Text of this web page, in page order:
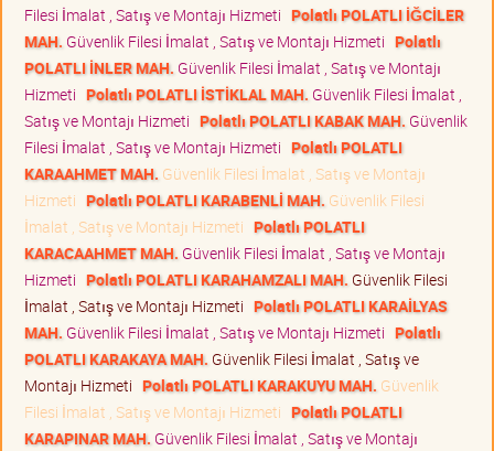
Filesi İmalat , Satış ve Montajı Hizmeti Polatlı POLATLI İĞCİLER
MAH. Güvenlik Filesi İmalat , Satış ve Montajı Hizmeti Polatlı
POLATLI İNLER MAH. Güvenlik Filesi İmalat , Satış ve Montajı
Hizmeti Polatlı POLATLI İSTİKLAL MAH. Güvenlik Filesi İmalat ,
Satış ve Montajı Hizmeti Polatlı POLATLI KABAK MAH. Güvenlik
Filesi İmalat , Satış ve Montajı Hizmeti Polatlı POLATLI
KARAAHMET MAH. Güvenlik Filesi İmalat , Satış ve Montajı
Hizmeti Polatlı POLATLI KARABENLİ MAH. Güvenlik Filesi
İmalat , Satış ve Montajı Hizmeti Polatlı POLATLI
KARACAAHMET MAH. Güvenlik Filesi İmalat , Satış ve Montajı
Hizmeti Polatlı POLATLI KARAHAMZALI MAH. Güvenlik Filesi
İmalat , Satış ve Montajı Hizmeti Polatlı POLATLI KARAİLYAS
MAH. Güvenlik Filesi İmalat , Satış ve Montajı Hizmeti Polatlı
POLATLI KARAKAYA MAH. Güvenlik Filesi İmalat , Satış ve
Montajı Hizmeti Polatlı POLATLI KARAKUYU MAH. Güvenlik
Filesi İmalat , Satış ve Montajı Hizmeti Polatlı POLATLI
KARAPINAR MAH. Güvenlik Filesi İmalat , Satış ve Montajı